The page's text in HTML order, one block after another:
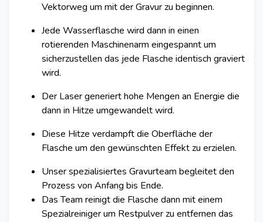
Vektorweg um mit der Gravur zu beginnen.
Jede Wasserflasche wird dann in einen
rotierenden Maschinenarm eingespannt um
sicherzustellen das jede Flasche identisch graviert
wird.
Der Laser generiert hohe Mengen an Energie die
dann in Hitze umgewandelt wird.
Diese Hitze verdampft die Oberfläche der
Flasche um den gewünschten Effekt zu erzielen.
Unser spezialisiertes Gravurteam begleitet den
Prozess von Anfang bis Ende.
Das Team reinigt die Flasche dann mit einem
Spezialreiniger um Restpulver zu entfernen das